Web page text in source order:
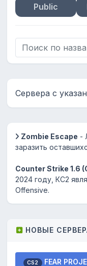
Public
Сервера с
Zombie Escape -
заразить
Counter Strike 1.6
2024 году, КС2
Offensive.
НОВЫЕ
CS2 FEAR